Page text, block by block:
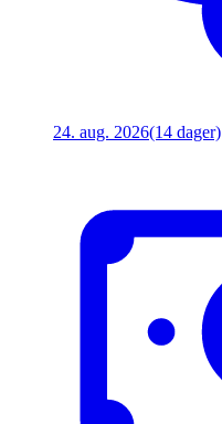
24. aug. 2026(14 dager)